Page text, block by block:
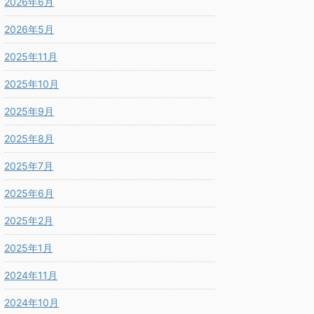
2026年5月
2025年11月
2025年10月
2025年9月
2025年8月
2025年7月
2025年6月
2025年2月
2025年1月
2024年11月
2024年10月